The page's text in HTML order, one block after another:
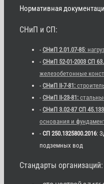
Нормативная
СНиП и СП:
- СНиП 2.01.07-85:
- СНиП 52-01-2003 СП
железобетонные
- СНиП II-7-81:
- СНиП II-23-81:
- СНиП 3.02-87 СП
основания и
- СП 250.1325800.2016:
подземных вод
Стандарты организаций: